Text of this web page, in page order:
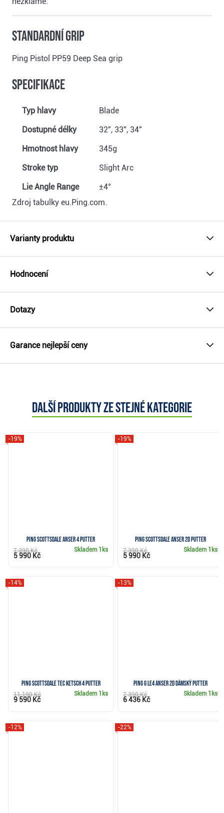
Standardní grip
Ping Pistol PP59 Deep Sea grip
Specifikace
Typ hlavy
Blade
Dostupné délky
32", 33", 34"
Hmotnost hlavy
345g
Stroke typ
Slight Arc
Lie Angle Range
±4°
Zdroj tabulky eu.Ping.com.
Varianty produktu
Hodnocení
Dotazy
Garance nejlepší ceny
Další produkty ze stejné kategorie
Ping Scottsdale Anser 4 putter
-19%
Skladem 1ks
7 390 Kč
5 990 Kč
Ping Scottsdale Anser 2D putter
-19%
Skladem 1ks
7 390 Kč
5 990 Kč
PING Scottsdale Tec Ketsch 4 putter
-14%
Skladem 1ks
11 190 Kč
9 590 Kč
PING G Le4 Anser 2D dámský putter
-13%
Skladem 1ks
7 390 Kč
6 436 Kč
-12% -22%